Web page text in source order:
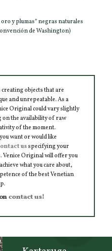
y plumas* negras naturales
de Washington)
objects that are
and unrepeatable. As a
Original could vary slightly
the availability of raw
of the moment.
want or would like
usspecifying your
Venice Original will offer you
what you care about,
of the best Venetian
contact us!